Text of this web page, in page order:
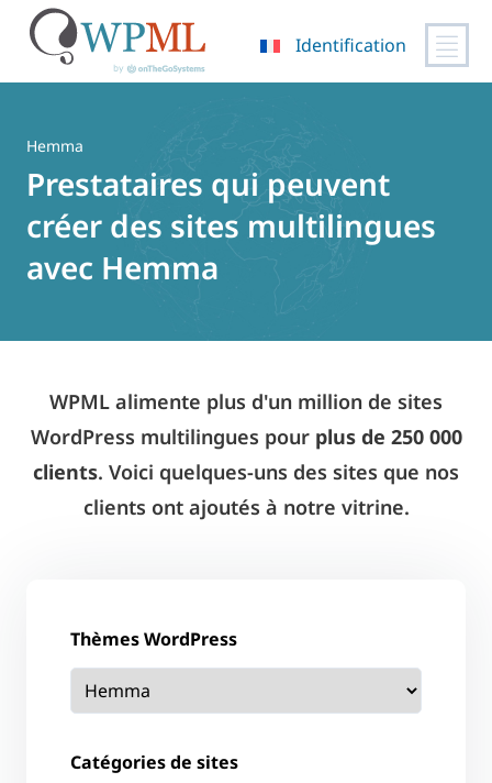
contenu
Identification
Hemma
Prestataires qui peuvent
créer des sites multilingues
avec Hemma
WPML alimente plus d'un million de sites
WordPress multilingues pour plus de 250 000
clients. Voici quelques-uns des sites que nos
clients ont ajoutés à notre vitrine.
Thèmes WordPress
Catégories de sites